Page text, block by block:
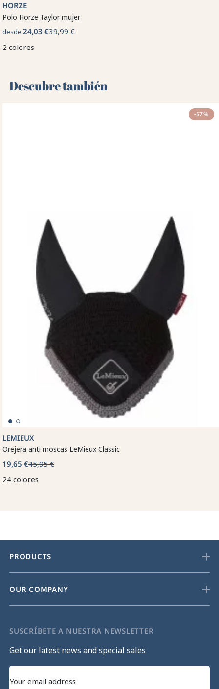
HORZE
Polo Horze Taylor mujer
desde 24,03 €39,99 €
2 colores
Descubre también 🌻
-57%
LEMIEUX
Orejera anti moscas LeMieux Classic
19,65 €45,95 €
24 colores
PRODUCTS
OUR COMPANY
SUSCRÍBETE A NUESTRA NEWSLETTER
Get our latest news and special sales